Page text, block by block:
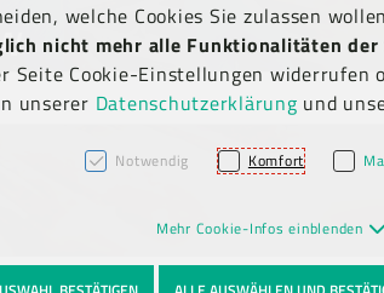
welche Cookies Sie zulassen
nicht mehr alle Funktionalitäten
Seite Cookie-Einstellungen widerrufen
unserer Datenschutzerklärung und
Notwendig Komfort
Mehr Cookie-Infos einblenden